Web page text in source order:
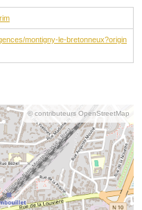
montigny-le-bretonneux?origin
© contributeurs OpenStreetMap